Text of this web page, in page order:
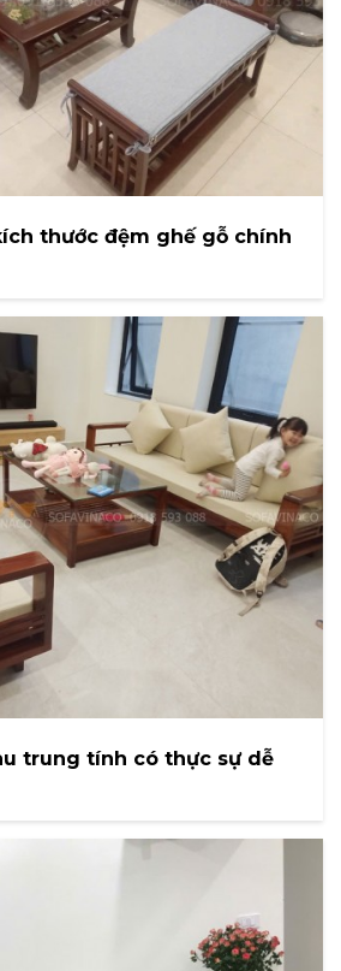
thước đệm ghế gỗ chính
trung tính có thực sự dễ